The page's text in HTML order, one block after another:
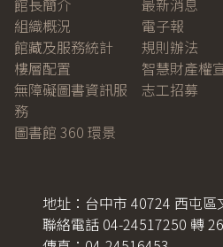
館長簡介
組織概況
館藏及服務統計
樓層配置
無障礙圖書資訊服
務
圖書館 360 環景
最新消息
電子報
規則辦法
智慧財產權
志工招募
地址：台中市 40724 西屯區
聯絡電話 04-24517250 轉